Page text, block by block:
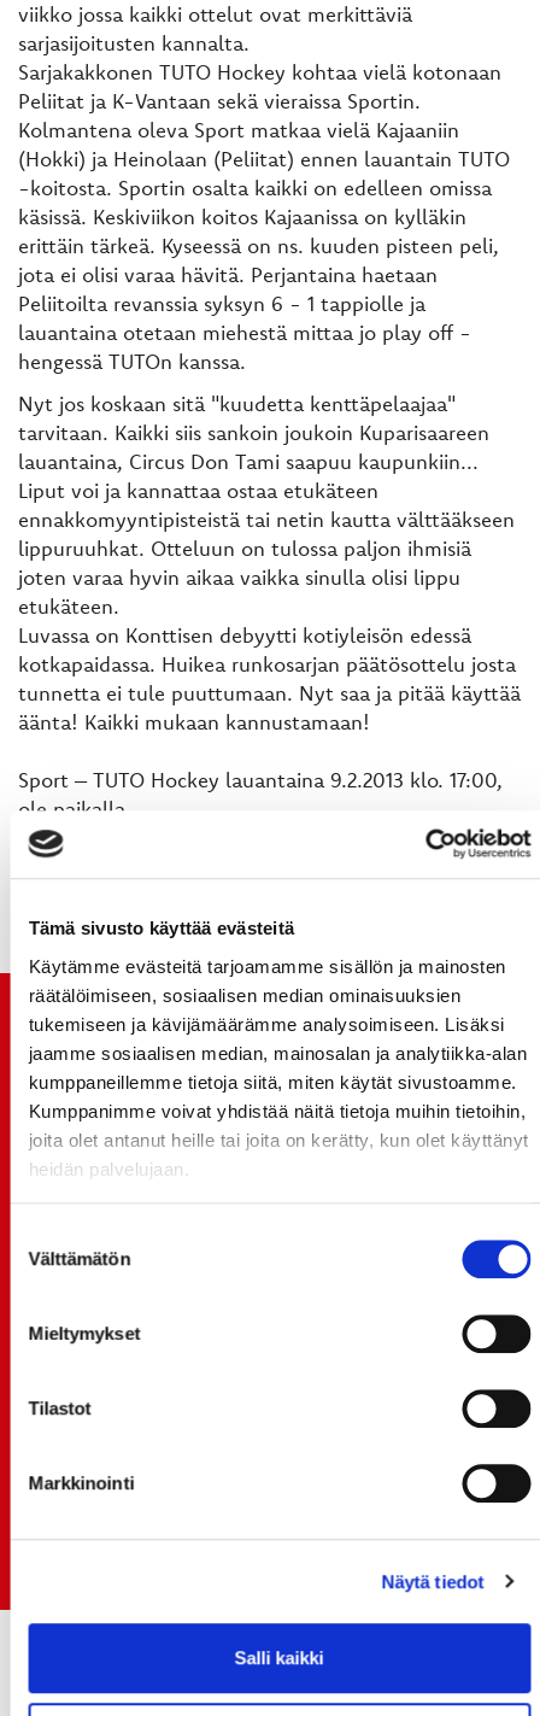
Tämä sivusto käyttää evästeitä
Käytämme evästeitä tarjoamamme sisällön ja mainosten
räätälöimiseen, sosiaalisen median ominaisuuksien
tukemiseen ja kävijämäärämme analysoimiseen. Lisäksi
jaamme sosiaalisen median, mainosalan ja analytiikka-alan
kumppaneillemme tietoja siitä, miten käytät sivustoamme.
Kumppanimme voivat yhdistää näitä tietoja muihin tietoihin,
joita olet antanut heille tai joita on kerätty, kun olet käyttänyt
heidän palvelujaan.
valinta
Välttämätön
Mieltymykset
Tilastot
Markkinointi
Näytä tiedot
Salli kaikki
viikko jossa kaikki ottelut ovat merkittäviä
sarjasijoitusten kannalta.
Sarjakakkonen TUTO Hockey kohtaa vielä kotonaan
Peliitat ja K-Vantaan sekä vieraissa Sportin.
Kolmantena oleva Sport matkaa vielä Kajaaniin
(Hokki) ja Heinolaan (Peliitat) ennen lauantain TUTO
-koitosta. Sportin osalta kaikki on edelleen omissa
käsissä. Keskiviikon koitos Kajaanissa on kylläkin
erittäin tärkeä. Kyseessä on ns. kuuden pisteen peli,
jota ei olisi varaa hävitä. Perjantaina haetaan
Peliitoilta revanssia syksyn 6 - 1 tappiolle ja
lauantaina otetaan miehestä mittaa jo play off -
hengessä TUTOn kanssa.
Nyt jos koskaan sitä "kuudetta kenttäpelaajaa"
tarvitaan. Kaikki siis sankoin joukoin Kuparisaareen
lauantaina, Circus Don Tami saapuu kaupunkiin...
Liput voi ja kannattaa ostaa etukäteen
ennakkomyyntipisteistä tai netin kautta välttääkseen
lippuruuhkat. Otteluun on tulossa paljon ihmisiä
joten varaa hyvin aikaa vaikka sinulla olisi lippu
etukäteen.
Luvassa on Konttisen debyytti kotiyleisön edessä
kotkapaidassa. Huikea runkosarjan päätösottelu josta
tunnetta ei tule puuttumaan. Nyt saa ja pitää käyttää
äänta! Kaikki mukaan kannustamaan!
Sport – TUTO Hockey lauantaina 9.2.2013 klo. 17:00,
ole paikalla.
TUOREIMMAT UUTISET
20.07.
JOKERIT-OTTELUN LIPUT MYYNTIIN HUOMENNA TI
21.7. 12:00 - ENNAKKOKYSYNTÄ POIKKEUKSELLISTA
LIIKUNTALEIKKIKOULUUN KESÄ-HEINÄKUUSSA!
SPORT-ÄSSÄT JA KOKO JOUKKUEEN MEET&GREET
TO 13.8. - LIPUT NYT MYYNNISSÄ
Rinta-Joupin Autoliike jatkaa Sportin
Early Bird-lippupaketit nyt myynnissä! - näe